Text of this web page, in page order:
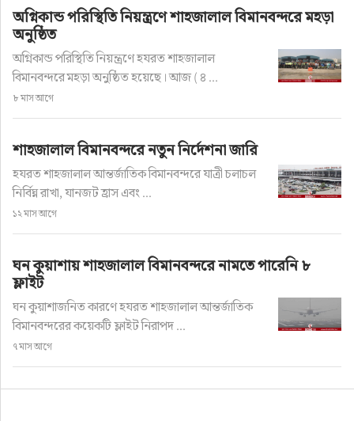
অগ্নিকান্ড পরিস্থিতি নিয়ন্ত্রণে শাহজালাল বিমানবন্দরে মহড়া
অনুষ্ঠিত
অগ্নিকান্ড পরিস্থিতি নিয়ন্ত্রণে হযরত শাহজালাল
বিমানবন্দরে মহড়া অনুষ্ঠিত হয়েছে। আজ ( ৪ ...
৮ মাস আগে
শাহজালাল বিমানবন্দরে নতুন নির্দেশনা জারি
হযরত শাহজালাল আন্তর্জাতিক বিমানবন্দরে যাত্রী চলাচল
নির্বিঘ্ন রাখা, যানজট হ্রাস এবং ...
১২ মাস আগে
ঘন কুয়াশায় শাহজালাল বিমানবন্দরে নামতে পারেনি ৮
ফ্লাইট
ঘন কুয়াশাজনিত কারণে হযরত শাহজালাল আন্তর্জাতিক
বিমানবন্দরের কয়েকটি ফ্লাইট নিরাপদ ...
৭ মাস আগে